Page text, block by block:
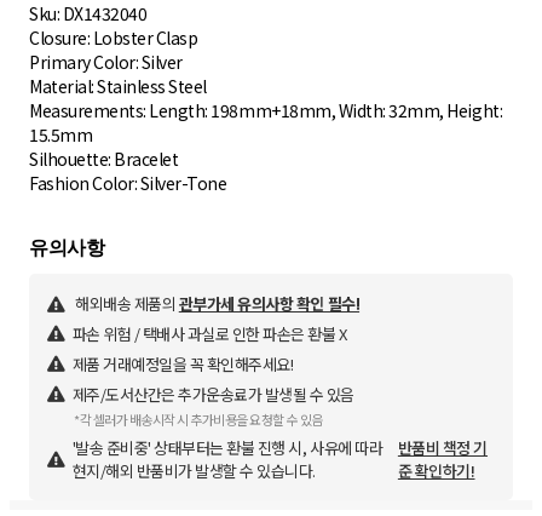
Sku: DX1432040
Closure: Lobster Clasp
Primary Color: Silver
Material: Stainless Steel
Measurements: Length: 198mm+18mm, Width: 32mm, Height:
15.5mm
Silhouette: Bracelet
유의사항
해외배송 제품의 관부가세 유의사항 확인 필수!
파손 위험 / 택배사 과실로 인한 파손은 환불 X
제품 거래예정일을 꼭 확인해주세요!
제주/도서산간은 추가운송료가 발생될 수 있음
*각 셀러가 배송시작 시 추가비용을 요청할 수 있음
'발송 준비중' 상태부터는 환불 진행 시, 사유에 따라
현지/해외 반품비가 발생할 수 있습니다.
반품비 책정 기
준 확인하기!